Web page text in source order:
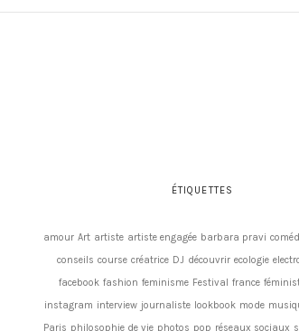
ÉTIQUETTES
amour Art artiste artiste engagée barbara pravi
conseils course créatrice DJ découvrir ecologie
facebook fashion feminisme Festival france
instagram interview journaliste lookbook mode
Paris philosophie de vie photos pop réseaux sociaux